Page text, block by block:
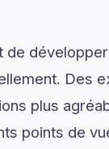
Des
plus
points de